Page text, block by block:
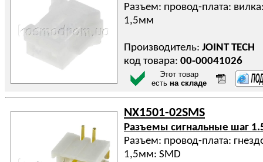
Разъем: провод-плата:
1,5мм
Производитель: JOINT TECH
код товара: 00-00041026
Этот товар
есть на складе
NX1501-02SMS
Разъемы сигнальные шаг
Разъем: провод-плата:
1,5мм: SMD